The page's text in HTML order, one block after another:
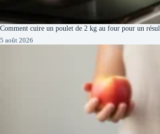
Comment cuire un poulet de 2 kg au four pour un
5 août 2026